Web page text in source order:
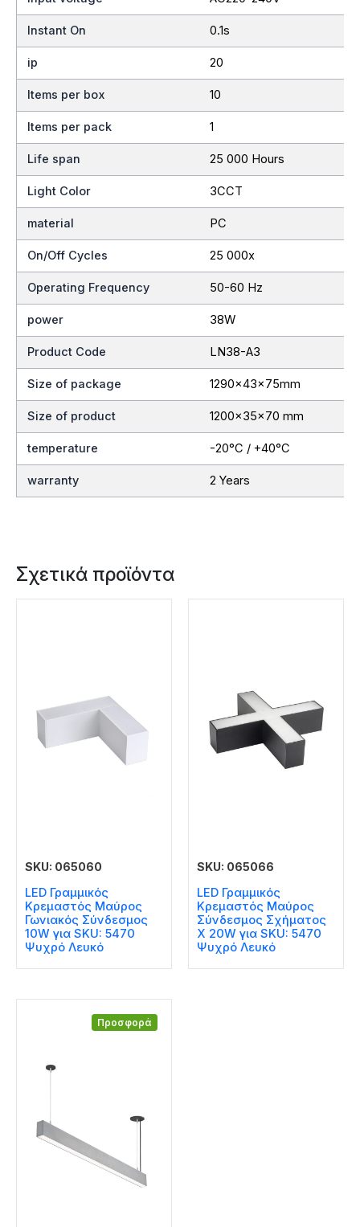
Instant On 0.1s
ip 20
Items per box 10
Items per pack 1
Life span 25 000 Hours
Light Color 3CCT
material PC
On/Off Cycles 25 000x
Operating Frequency 50-60 Hz
power 38W
Product Code LN38-A3
Size of package 1290x43x75mm
Size of product 1200x35x70 mm
temperature -20°C / +40°C
warranty 2 Years
Σχετικά προϊόντα
SKU: 065060
LED Γραμμικός
Κρεμαστός Μαύρος
Γωνιακός Σύνδεσμος
10W για SKU: 5470
Ψυχρό Λευκό
SKU: 065066
LED Γραμμικός
Κρεμαστός Μαύρος
Σύνδεσμος Σχήματος
Χ 20W για SKU: 5470
Ψυχρό Λευκό
Προσφορά